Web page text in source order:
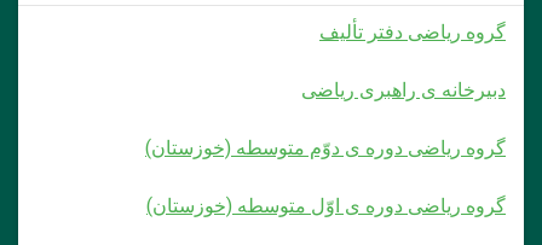
گروه ریاضی دفتر تألیف
دبیرخانه ی راهبری ریاضی
گروه ریاضی دوره ی دوّم متوسطه (خوزستان)
گروه ریاضی دوره ی اوّل متوسطه (خوزستان)